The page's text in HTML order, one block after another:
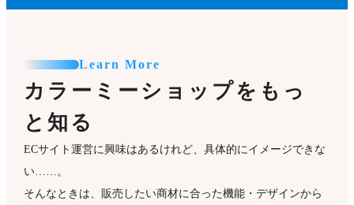
Learn More
カラーミーショップをもっ
と知る
ECサイト運営に興味はあるけれど、具体的にイメージできな
い……。
そんなときは、販売したい商材に合った機能・デザインから